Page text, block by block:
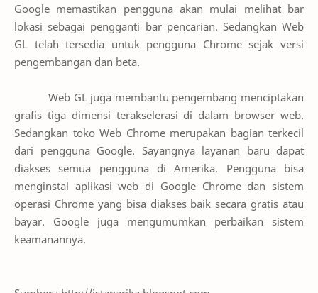
Google memastikan pengguna akan mulai melihat bar
lokasi sebagai pengganti bar pencarian. Sedangkan Web
GL telah tersedia untuk pengguna Chrome sejak versi
pengembangan dan beta.
Web GL juga membantu pengembang menciptakan
grafis tiga dimensi terakselerasi di dalam browser web.
Sedangkan toko Web Chrome merupakan bagian terkecil
dari pengguna Google. Sayangnya layanan baru dapat
diakses semua pengguna di Amerika. Pengguna bisa
menginstal aplikasi web di Google Chrome dan sistem
operasi Chrome yang bisa diakses baik secara gratis atau
bayar. Google juga mengumumkan perbaikan sistem
keamanannya.